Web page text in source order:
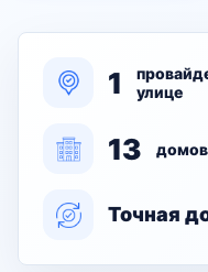
1
улице
13 домов
Точная